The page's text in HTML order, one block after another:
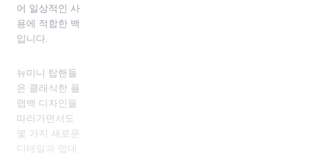
어 일상적인 사
용에 적합한 백
입니다.
뉴미니 탑핸들
은 클래식한 플
랩백 디자인을
따라가면서도
몇 가지 새로운
디테일과 업데